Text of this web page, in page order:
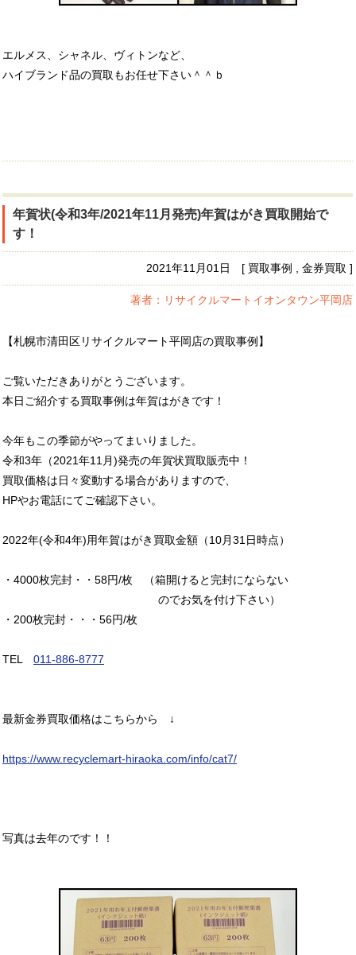
エルメス、シャネル、ヴィトンなど、
ハイブランド品の買取もお任せ下さい＾＾ｂ
年賀状(令和3年/2021年11月発売)年賀はがき買取開始で
す！
2021年11月01日 [ 買取事例 , 金券買取 ]
著者：リサイクルマートイオンタウン平岡店
【札幌市清田区リサイクルマート平岡店の買取事例】
ご覧いただきありがとうございます。
本日ご紹介する買取事例は年賀はがきです！
今年もこの季節がやってまいりました。
令和3年（2021年11月)発売の年賀状買取販売中！
買取価格は日々変動する場合がありますので、
HPやお電話にてご確認下さい。
2022年(令和4年)用年賀はがき買取金額（10月31日時点）
・4000枚完封・・58円/枚 （箱開けると完封にならない
のでお気を付け下さい）
・200枚完封・・・56円/枚
TEL 011-886-8777
最新金券買取価格はこちらから ↓
https://www.recyclemart-hiraoka.com/info/cat7/
写真は去年のです！！